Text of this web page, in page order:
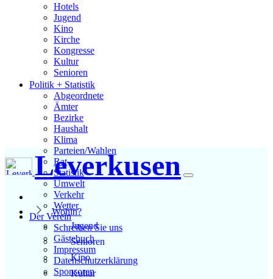
Hotels
Jugend
Kino
Kirche
Kongresse
Kultur
Senioren
Stadtführer
Straßen
Politik + Statistik
Abgeordnete
Ämter
Bezirke
Haushalt
Klima
Parteien/Wahlen
Rat
Statistik
Umwelt
Verkehr
Wetter
Der Verein
Schreiben Sie uns
Gästebuch
Impressum
Datenschutzerklärung
Sponsoren
Leverkusen
Wohin?
Jugend
Senioren
Kino
Kultur